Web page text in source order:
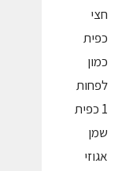
חצי
כפית
כמון
לפחות
1 כפית
שמן
אגוזי